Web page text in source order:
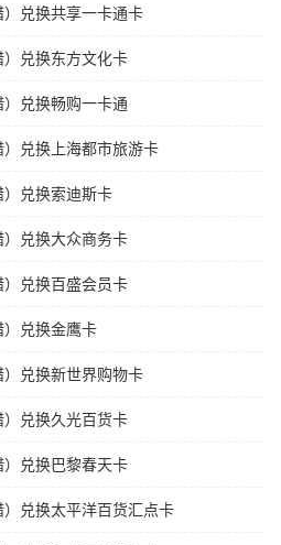
兑换共享一卡通卡
兑换东方文化卡
兑换畅购一卡通
兑换上海都市旅游卡
兑换索迪斯卡
兑换大众商务卡
兑换百盛会员卡
兑换金鹰卡
兑换新世界购物卡
兑换久光百货卡
兑换巴黎春天卡
兑换太平洋百货汇点卡